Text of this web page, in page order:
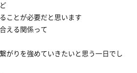
ことが必要だと思います
える関係って
がりを強めていきたいと思う一日でし